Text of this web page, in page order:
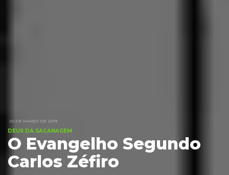
20 DE MARÇO DE 2019
DEUS DA SACANAGEM
O Evangelho Segundo
Carlos Zéfiro